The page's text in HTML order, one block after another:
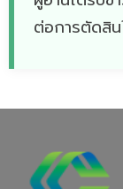
ต่อการตัดสิน